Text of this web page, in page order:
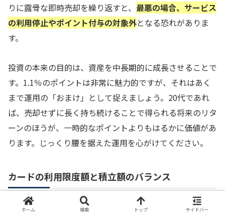
りに露骨な即時売却を繰り返すと、 最悪の場合、サービス
の利用停止やポイント付与の対象外となる恐れがありま
す。
投資の本来の目的は、資産を中長期的に成長させることで
す。1.1％のポイントは非常に魅力的ですが、それはあく
まで運用の「おまけ」として捉えましょう。20代であれ
ば、売却せずに長く持ち続けることで得られる将来のリタ
ーンのほうが、一時的なポイントよりもはるかに価値があ
ります。じっくり腰を据えた運用を心がけてください。
カードの利用限度額と積立額のバランス
クレカ積立はカードのショッピング枠を利用します。その
ホーム 検索 トップ サイドバー